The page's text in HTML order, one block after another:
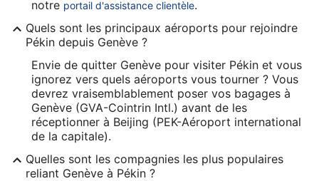
notre portail d'assistance clientèle.
Quels sont les principaux aéroports pour rejoindre
Pékin depuis Genève ?
Envie de quitter Genève pour visiter Pékin et vous
ignorez vers quels aéroports vous tourner ? Vous
devrez vraisemblablement poser vos bagages à
Genève (GVA-Cointrin Intl.) avant de les
réceptionner à Beijing (PEK-Aéroport international
de la capitale).
Quelles sont les compagnies les plus populaires
reliant Genève à Pékin ?